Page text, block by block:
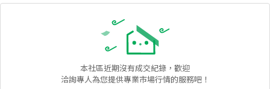
本社區近期沒有成交紀錄，歡迎
洽詢專人為您提供專業市場行情的服務吧！